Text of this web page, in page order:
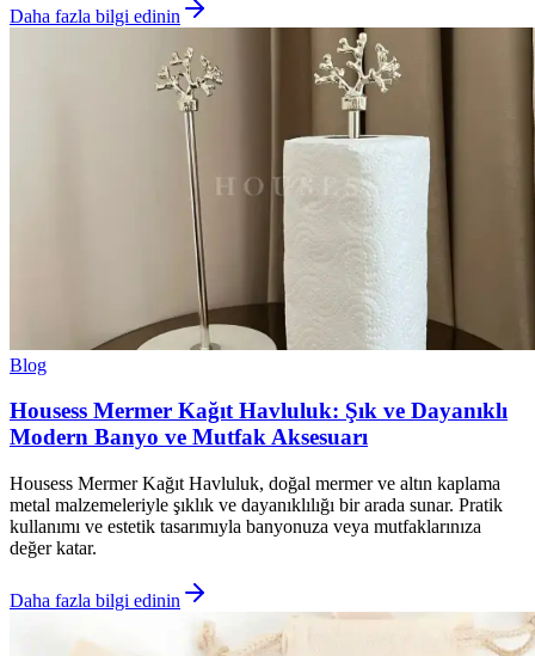
Daha fazla bilgi edinin
Blog
Housess Mermer Kağıt Havluluk: Şık ve Dayanıklı
Modern Banyo ve Mutfak Aksesuarı
Housess Mermer Kağıt Havluluk, doğal mermer ve altın kaplama
metal malzemeleriyle şıklık ve dayanıklılığı bir arada sunar. Pratik
kullanımı ve estetik tasarımıyla banyonuza veya mutfaklarınıza
değer katar.
Daha fazla bilgi edinin